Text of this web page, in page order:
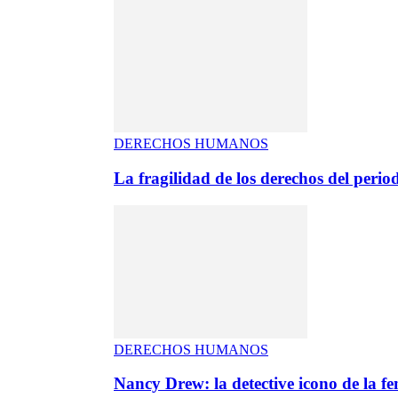
DERECHOS HUMANOS
La fragilidad de los derechos del
DERECHOS HUMANOS
Nancy Drew: la detective icono de la